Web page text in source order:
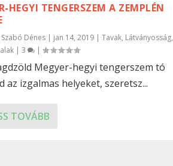
HEGYI TENGERSZEM A ZEMPLÉN
Szabó Dénes | jan 14, 2019 |Tavak, Látványosság,
|3 |
Megyer-hegyi tengerszem tó
az izgalmas helyeket, szeretsz...
TOVÁBB